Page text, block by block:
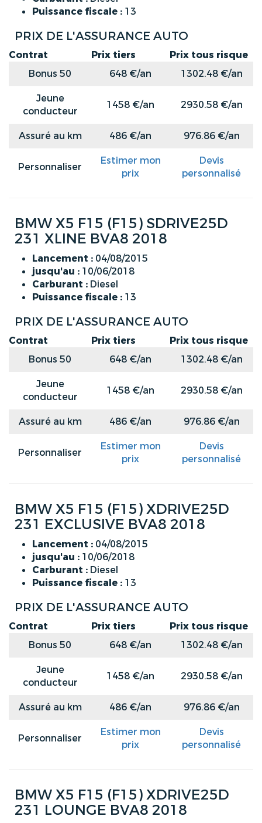
Puissance fiscale : 13
PRIX DE L'ASSURANCE AUTO
Contrat Prix tiers
Prix tous risque
Bonus 50
648 €/an
1302.48 €/an
Jeune
conducteur
1458 €/an 2930.58 €/an
Assuré au km 486 €/an 976.86 €/an
Personnaliser
Estimer mon
prix
Devis
personnalisé
BMW X5 F15 (F15) SDRIVE25D
231 XLINE BVA8 2018
Lancement : 04/08/2015
jusqu'au : 10/06/2018
Carburant : Diesel
Puissance fiscale : 13
PRIX DE L'ASSURANCE AUTO
Contrat Prix tiers
Prix tous risque
Bonus 50
648 €/an
1302.48 €/an
Jeune
conducteur
1458 €/an 2930.58 €/an
Assuré au km 486 €/an 976.86 €/an
Personnaliser
Estimer mon
prix
Devis
personnalisé
BMW X5 F15 (F15) XDRIVE25D
231 EXCLUSIVE BVA8 2018
Lancement : 04/08/2015
jusqu'au : 10/06/2018
Carburant : Diesel
Puissance fiscale : 13
PRIX DE L'ASSURANCE AUTO
Contrat Prix tiers
Prix tous risque
Bonus 50
648 €/an
1302.48 €/an
Jeune
conducteur
1458 €/an 2930.58 €/an
Assuré au km 486 €/an 976.86 €/an
Personnaliser
Estimer mon
prix
Devis
personnalisé
BMW X5 F15 (F15) XDRIVE25D
231 LOUNGE BVA8 2018